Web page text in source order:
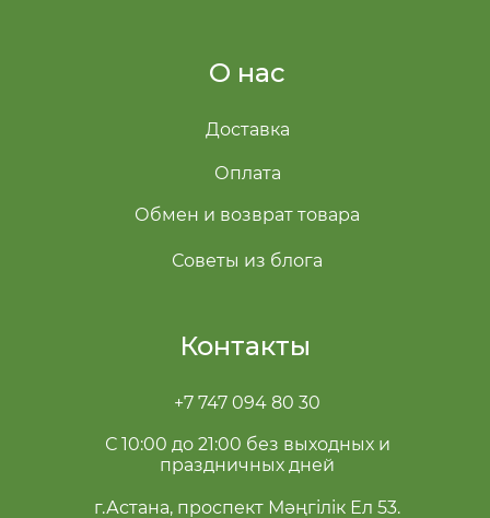
О нас
Контакты
Доставка
Оплата
Обмен и возврат товара
+7 747 094 80 30
С 10:00 до 21:00 без выходных и
праздничных дней
Советы из блога
г.Астана, проспект Мәңгілік Ел 53.